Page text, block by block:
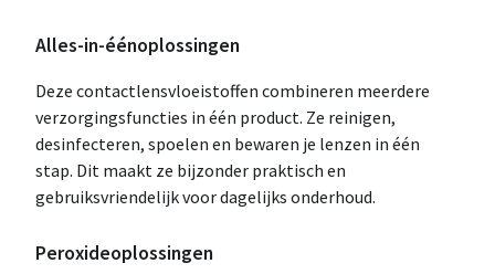
Alles-in-éénoplossingen
Deze contactlensvloeistoffen combineren meerdere
verzorgingsfuncties in één product. Ze reinigen,
desinfecteren, spoelen en bewaren je lenzen in één
stap. Dit maakt ze bijzonder praktisch en
gebruiksvriendelijk voor dagelijks onderhoud.
Peroxideoplossingen